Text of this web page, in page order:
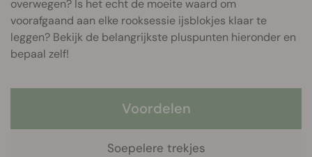
overwegen? Is het echt de moeite waard om
voorafgaand aan elke rooksessie ijsblokjes klaar te
leggen? Bekijk de belangrijkste pluspunten hieronder en
bepaal zelf!
Voordelen
Soepelere trekjes